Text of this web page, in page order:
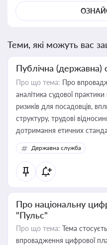
Теми, які можуть вас
Публічна (державна)
Про що тема: Про
аналітика судової
ризиків для посадовців,
структуру, трудові
дотримання етичних
Державна служба
Про національну
"Пульс"
Про що тема: Тема
впровадження цифрової